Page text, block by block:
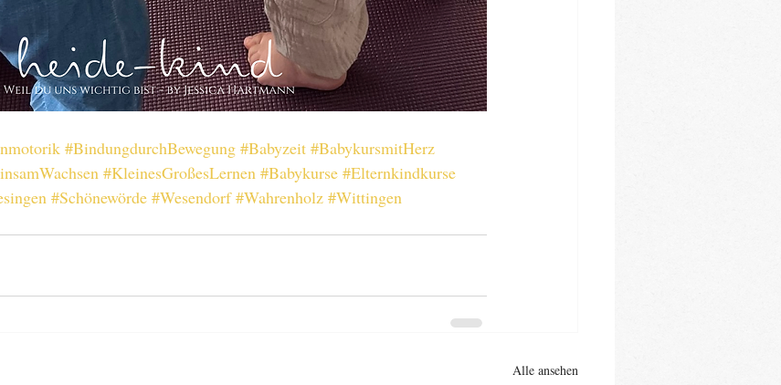
#BindungdurchBewegung #Babyzeit #BabykursmitHerz
#KleinesGroßesLernen #Babykurse #Elternkindkurse
#Schönewörde #Wesendorf #Wahrenholz #Wittingen
Alle ansehen